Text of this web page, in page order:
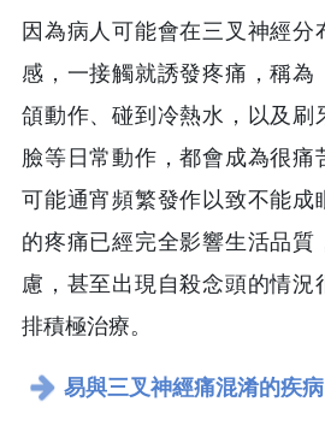
因為病人可能會在三叉神經分
感，一接觸就誘發疼痛，稱為
頜動作、碰到冷熱水，以及刷
臉等日常動作，都會成為很痛
可能通宵頻繁發作以致不能成
的疼痛已經完全影響生活品質
慮，甚至出現自殺念頭的情況
排積極治療。
易與三叉神經痛混淆的疾病